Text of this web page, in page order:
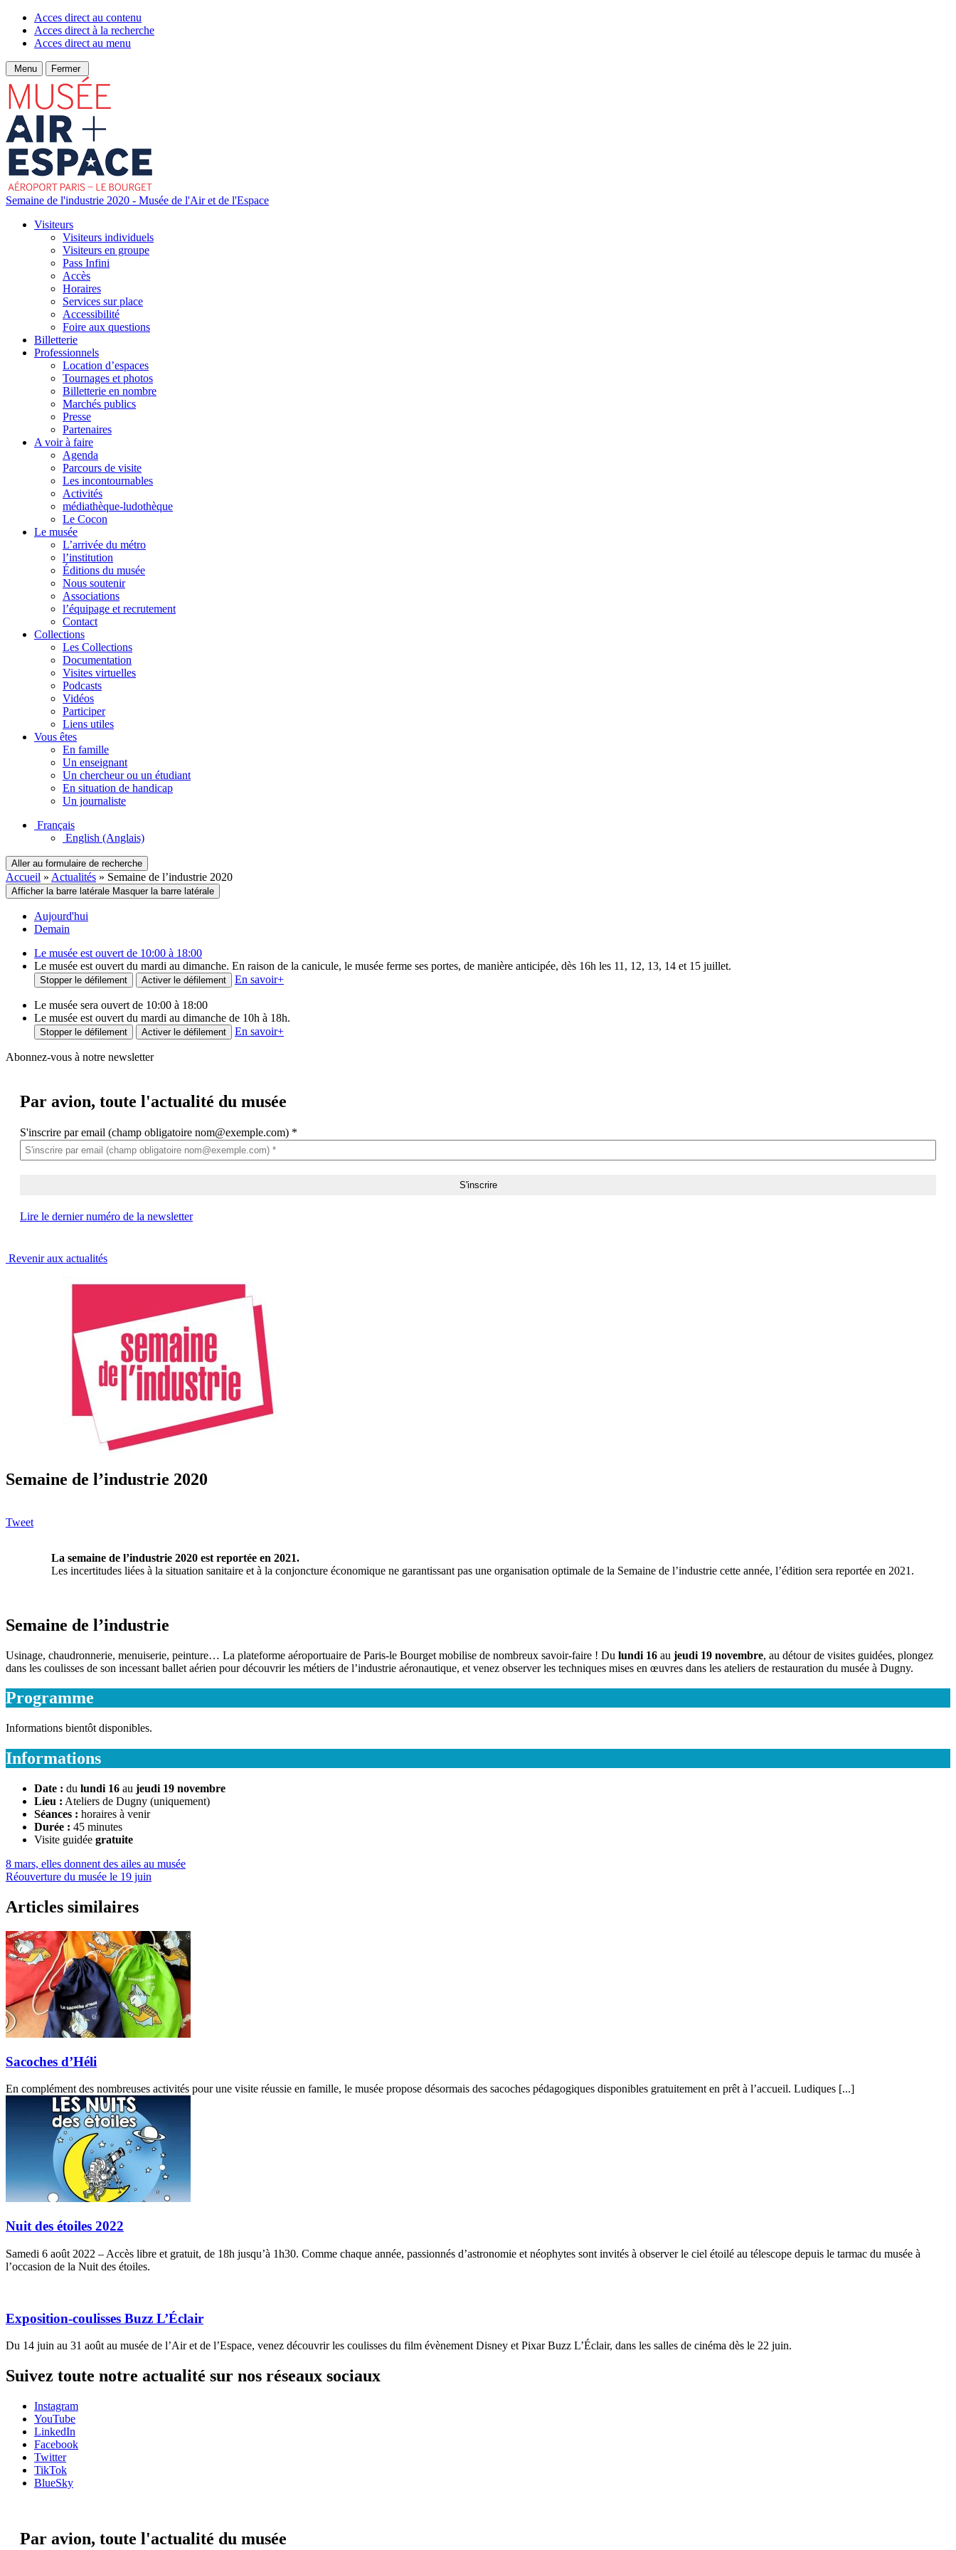
Acces direct au contenu
Acces direct à la recherche
Acces direct au menu
Menu Fermer
Semaine de l'industrie 2020 - Musée de l'Air et de l'Espace
Visiteurs
Visiteurs individuels
Visiteurs en groupe
Pass Infini
Accès
Horaires
Services sur place
Accessibilité
Foire aux questions
Billetterie
Professionnels
Location d’espaces
Tournages et photos
Billetterie en nombre
Marchés publics
Presse
Partenaires
A voir à faire
Agenda
Parcours de visite
Les incontournables
Activités
médiathèque-ludothèque
Le Cocon
Le musée
L’arrivée du métro
l’institution
Éditions du musée
Nous soutenir
Associations
l’équipage et recrutement
Contact
Collections
Les Collections
Documentation
Visites virtuelles
Podcasts
Vidéos
Participer
Liens utiles
Vous êtes
En famille
Un enseignant
Un chercheur ou un étudiant
En situation de handicap
Un journaliste
Français
English (Anglais)
Aller au formulaire de recherche
Accueil » Actualités » Semaine de l’industrie 2020
Afficher la barre latérale Masquer la barre latérale
Aujourd'hui
Demain
Le musée est ouvert de 10:00 à 18:00
Le musée est ouvert du mardi au dimanche. En raison de la canicule, le musée ferme ses portes, de manière anticipée, dès 16h les 11, 12, 13, 14 et 15 juillet.
Stopper le défilement Activer le défilement En savoir+
Le musée sera ouvert de 10:00 à 18:00
Le musée est ouvert du mardi au dimanche de 10h à 18h.
Stopper le défilement Activer le défilement En savoir+
Abonnez-vous à notre newsletter
Par avion, toute l'actualité du musée
S'inscrire par email (champ obligatoire nom@exemple.com) *
Lire le dernier numéro de la newsletter
Revenir aux actualités
Semaine de l’industrie 2020
Tweet
La semaine de l’industrie 2020 est reportée en 2021.
Les incertitudes liées à la situation sanitaire et à la conjoncture économique ne garantissant pas une organisation optimale de la Semaine de l’industrie cette année, l’édition sera reportée en 2021.
Semaine de l’industrie
Usinage, chaudronnerie, menuiserie, peinture… La plateforme aéroportuaire de Paris-le Bourget mobilise de nombreux savoir-faire ! Du lundi 16 au jeudi 19 novembre, au détour de visites guidées, plongez
dans les coulisses de son incessant ballet aérien pour découvrir les métiers de l’industrie aéronautique, et venez observer les techniques mises en œuvres dans les ateliers de restauration du musée à Dugny.
Programme
Informations bientôt disponibles.
Informations
Date : du lundi 16 au jeudi 19 novembre
Lieu : Ateliers de Dugny (uniquement)
Séances : horaires à venir
Durée : 45 minutes
Visite guidée gratuite
8 mars, elles donnent des ailes au musée
Réouverture du musée le 19 juin
Articles similaires
Sacoches d’Héli
En complément des nombreuses activités pour une visite réussie en famille, le musée propose désormais des sacoches pédagogiques disponibles gratuitement en prêt à l’accueil. Ludiques [...]
Nuit des étoiles 2022
Samedi 6 août 2022 – Accès libre et gratuit, de 18h jusqu’à 1h30. Comme chaque année, passionnés d’astronomie et néophytes sont invités à observer le ciel étoilé au télescope depuis le tarmac du musée à
l’occasion de la Nuit des étoiles.
Exposition-coulisses Buzz L’Éclair
Du 14 juin au 31 août au musée de l’Air et de l’Espace, venez découvrir les coulisses du film évènement Disney et Pixar Buzz L’Éclair, dans les salles de cinéma dès le 22 juin.
Suivez toute notre actualité sur nos réseaux sociaux
Instagram
YouTube
LinkedIn
Facebook
Twitter
TikTok
BlueSky
Par avion, toute l'actualité du musée